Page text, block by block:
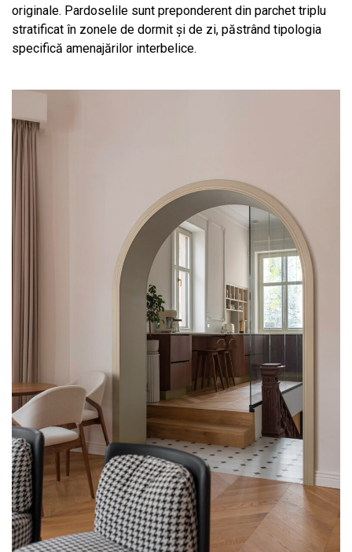
originale. Pardoselile sunt preponderent din parchet triplu
stratificat în zonele de dormit și de zi, păstrând tipologia
specifică amenajărilor interbelice.